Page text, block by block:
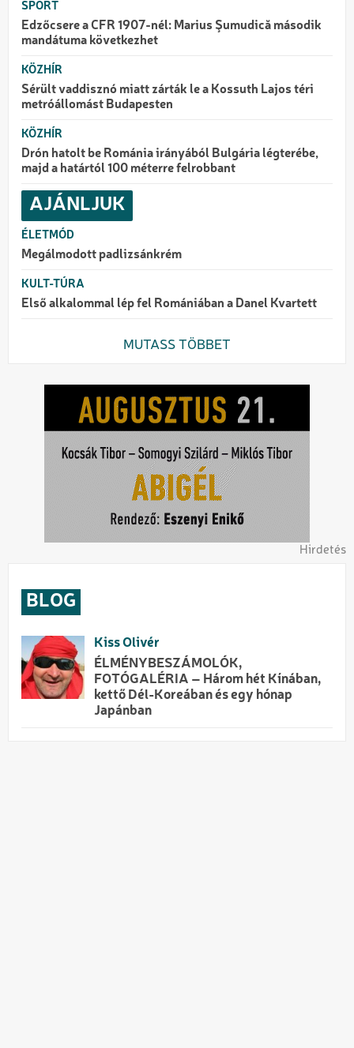
SPORT
Edzőcsere a CFR 1907-nél: Marius Şumudică második
mandátuma következhet
KÖZHÍR
Sérült vaddisznó miatt zárták le a Kossuth Lajos téri
metróállomást Budapesten
KÖZHÍR
Drón hatolt be Románia irányából Bulgária légterébe,
majd a határtól 100 méterre felrobbant
AJÁNLJUK
ÉLETMÓD
Megálmodott padlizsánkrém
KULT-TÚRA
Első alkalommal lép fel Romániában a Danel Kvartett
MUTASS TÖBBET
Hirdetés
BLOG
Kiss Olivér
ÉLMÉNYBESZÁMOLÓK,
FOTÓGALÉRIA – Három hét Kínában,
kettő Dél-Koreában és egy hónap
Japánban